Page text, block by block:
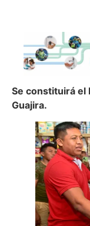
Se constituirá el
Guajira.